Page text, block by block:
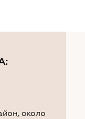
:
около